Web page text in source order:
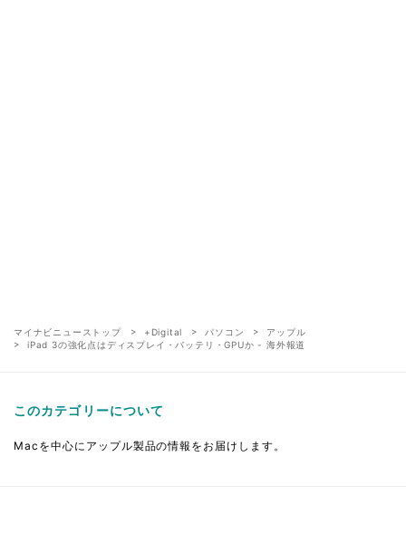
マイナビニューストップ +Digital パソコン
アップル
iPad 3の強化点はディスプレイ・バッテリ・GPUか - 海外報道
このカテゴリーについて
Macを中心にアップル製品の情報をお届けします。